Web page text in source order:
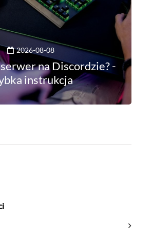
2026-08-08
na Discordzie? -
instrukcja